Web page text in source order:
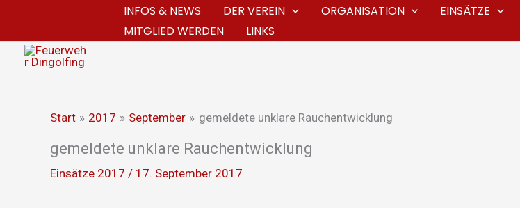
springen
INFOS & NEWS DER VEREIN ORGANISATION EINSÄTZE
MITGLIED WERDEN
LINKS
Start 2017 September gemeldete unklare Rauchentwicklung
gemeldete unklare Rauchentwicklung
Einsätze 2017 / 17. September 2017